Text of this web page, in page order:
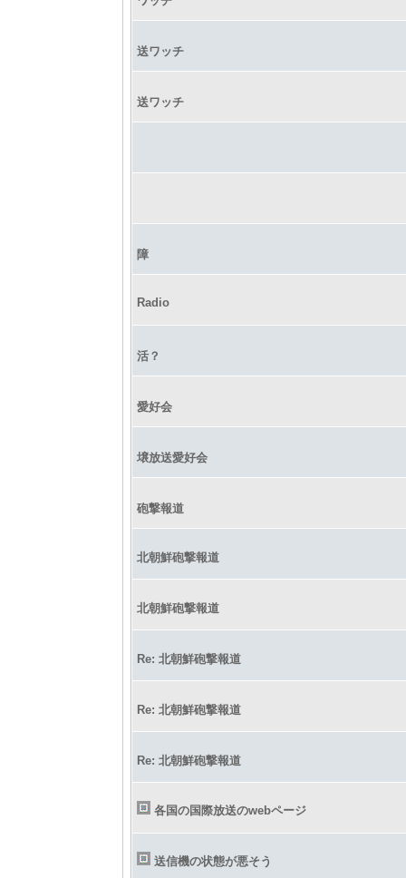
送ワッチ
送ワッチ
障
Radio
活？
愛好会
壌放送愛好会
砲撃報道
北朝鮮砲撃報道
北朝鮮砲撃報道
Re: 北朝鮮砲撃報道
Re: 北朝鮮砲撃報道
Re: 北朝鮮砲撃報道
各国の国際放送のwebページ
送信機の状態が悪そう